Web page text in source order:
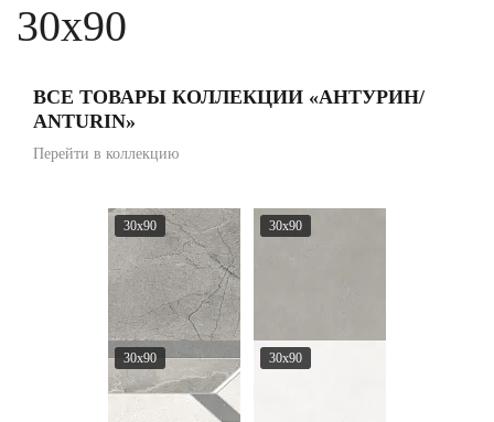
30x90
ВСЕ ТОВАРЫ КОЛЛЕКЦИИ «АНТУРИН/
ANTURIN»
Перейти в коллекцию
30x90 30x90
30x90 30x90